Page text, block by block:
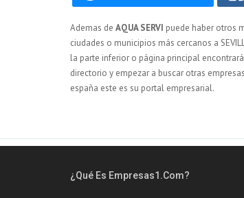
Ademas de AQUA SERVI puede haber otros
ciudades o municipios más cercanos a
la parte inferior o página principal
directorio y empezar a buscar otras
españa este es su portal empresarial.
¿Qué Es Empresas1.com?